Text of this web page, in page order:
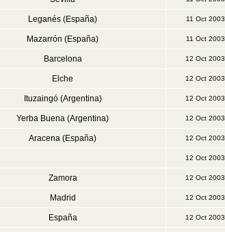
Leganés (España) 11 Oct 2003
Mazarrón (España) 11 Oct 2003
Barcelona 12 Oct 2003
Elche 12 Oct 2003
Ituzaingó (Argentina) 12 Oct 2003
Yerba Buena (Argentina) 12 Oct 2003
Aracena (España) 12 Oct 2003
12 Oct 2003
Zamora 12 Oct 2003
Madrid 12 Oct 2003
España 12 Oct 2003